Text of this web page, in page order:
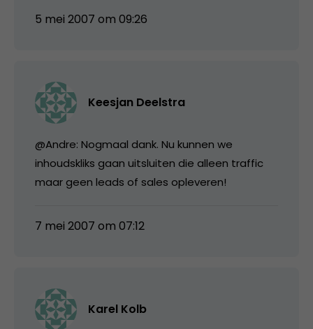
5 mei 2007 om 09:26
Keesjan Deelstra
@Andre: Nogmaal dank. Nu kunnen we
inhoudskliks gaan uitsluiten die alleen traffic
maar geen leads of sales opleveren!
7 mei 2007 om 07:12
Karel Kolb